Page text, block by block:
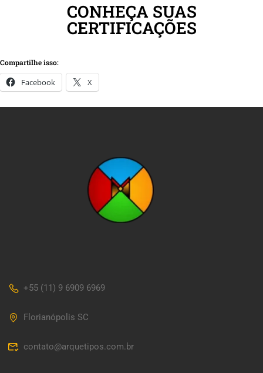
CONHEÇA SUAS
CERTIFICAÇÕES
Compartilhe isso:
Facebook X
+55 (11) 9 6909 6969
Florianópolis SC
contato@arquetipos.com.br